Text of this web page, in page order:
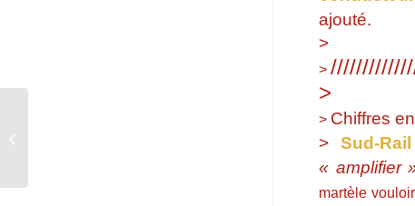
ajouté.
>
>
>
> Chiffres
> Sud-Rail
« amplifier
martèle